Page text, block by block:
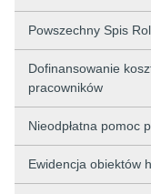
Powszechny Spis
Dofinansowanie
pracowników
Nieodpłatna pomoc
Ewidencja obiektów